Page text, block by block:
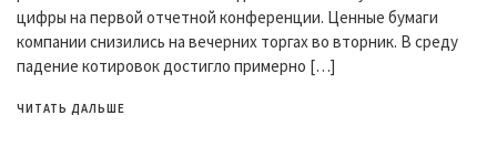
цифры на первой отчетной конференции. Ценные бумаги
компании снизились на вечерних торгах во вторник. В среду
падение котировок достигло примерно […]
ЧИТАТЬ ДАЛЬШЕ